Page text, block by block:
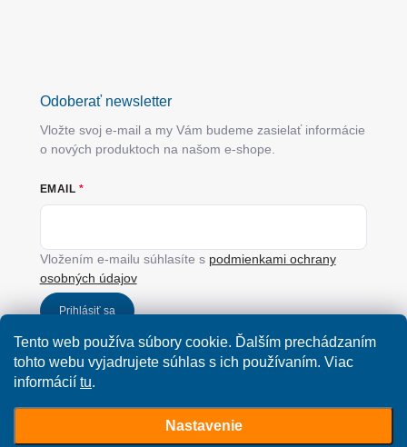
Tento web používa súbory cookie. Ďalším prechádzaním
tohto webu vyjadrujete súhlas s ich používaním. Viac
informácií tu.
Nastavenie
Odoberať newsletter
Vložte svoj e-mail a my Vám budeme zasielať informácie
o nových produktoch na našom e-shope.
EMAIL
Vložením e-mailu súhlasíte s podmienkami ochrany
osobných údajov
Prihlásiť sa